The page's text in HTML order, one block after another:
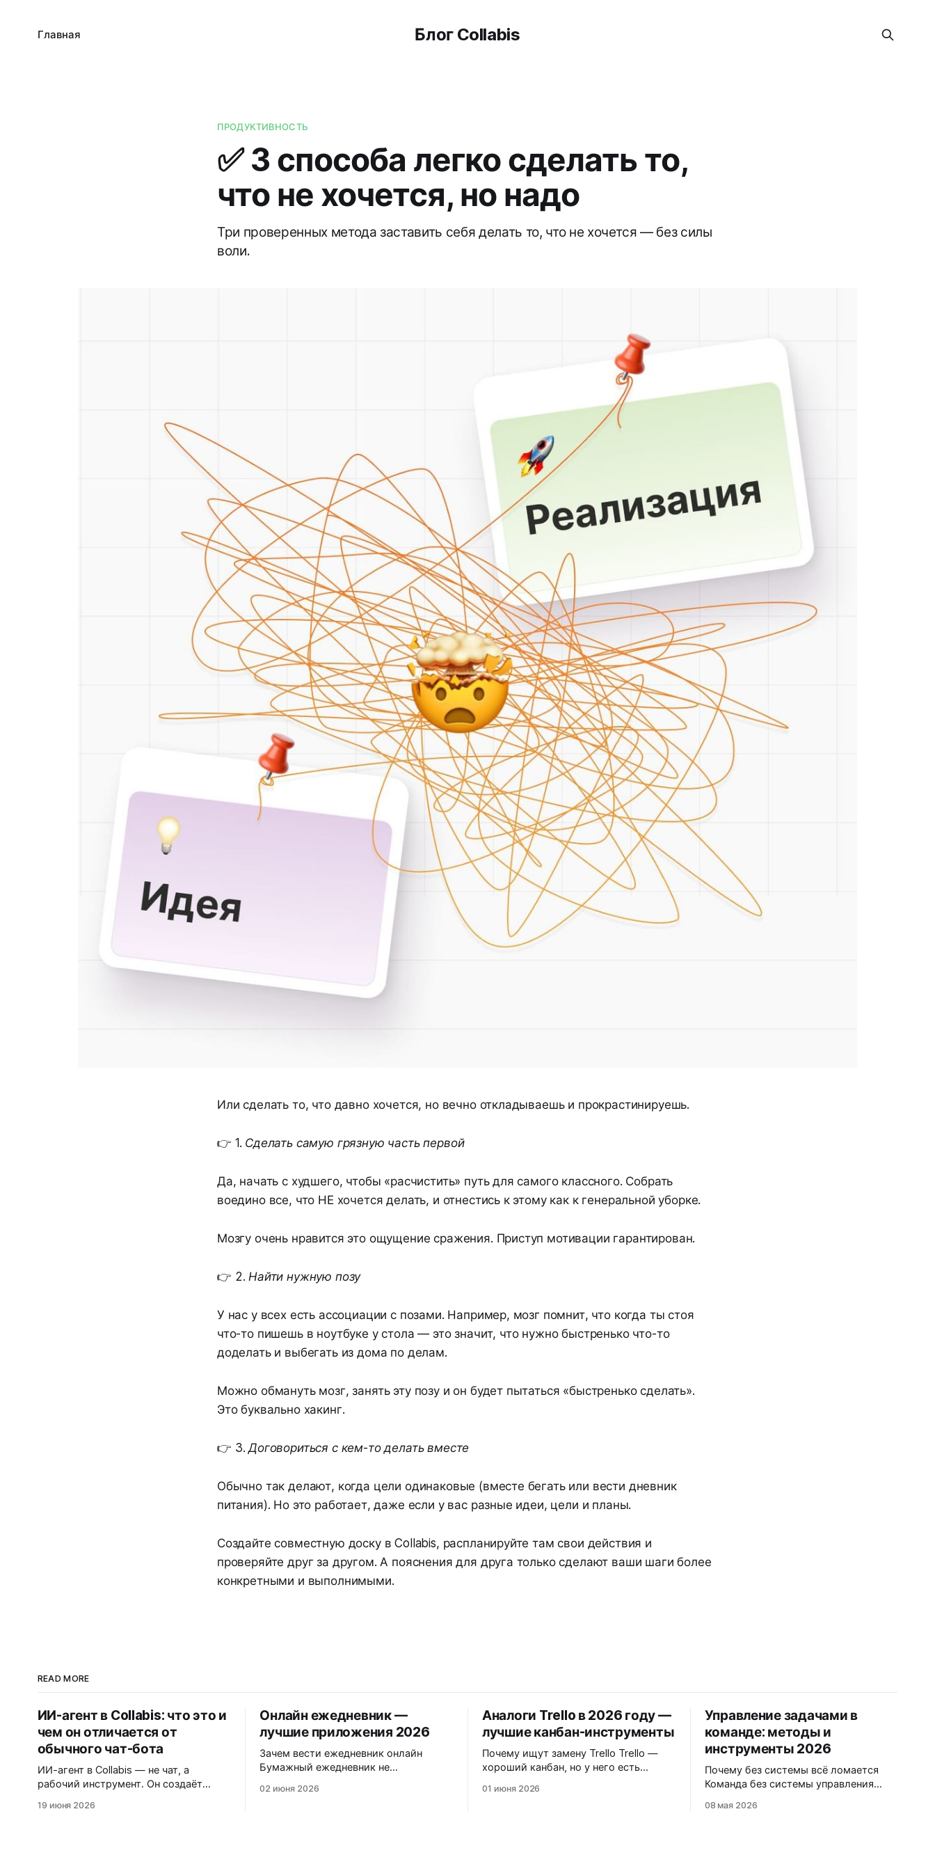
Блог Collabis
Главная
ПРОДУКТИВНОСТЬ
✅ 3 способа легко сделать то,
что не хочется, но надо
Три проверенных метода заставить себя делать то, что не хочется — без силы
воли.
Или сделать то, что давно хочется, но вечно откладываешь и прокрастинируешь.
👉 1. Сделать самую грязную часть первой
Да, начать с худшего, чтобы «расчистить» путь для самого классного. Собрать
воедино все, что НЕ хочется делать, и отнестись к этому как к генеральной уборке.
Мозгу очень нравится это ощущение сражения. Приступ мотивации гарантирован.
👉 2. Найти нужную позу
У нас у всех есть ассоциации с позами. Например, мозг помнит, что когда ты стоя
что-то пишешь в ноутбуке у стола — это значит, что нужно быстренько что-то
доделать и выбегать из дома по делам.
Можно обмануть мозг, занять эту позу и он будет пытаться «быстренько сделать».
Это буквально хакинг.
👉 3. Договориться с кем-то делать вместе
Обычно так делают, когда цели одинаковые (вместе бегать или вести дневник
питания). Но это работает, даже если у вас разные идеи, цели и планы.
Создайте совместную доску в Collabis, распланируйте там свои действия и
проверяйте друг за другом. А пояснения для друга только сделают ваши шаги более
конкретными и выполнимыми.
READ MORE
ИИ-агент в Collabis: что это и
чем он отличается от
обычного чат-бота
ИИ-агент в Collabis — не чат, а
рабочий инструмент. Он создаёт
информацию, ведёт базы знаний,
19 июня 2026
Онлайн ежедневник —
лучшие приложения 2026
Зачем вести ежедневник онлайн
Бумажный ежедневник не
устройствами, его нельзя
02 июня 2026
Аналоги Trello в 2026 году —
лучшие канбан-инструменты
Почему ищут замену Trello Trello —
хороший канбан, но у него есть
списков с приоритетами, нет Gantt,
01 июня 2026
Управление задачами в
команде: методы и
инструменты 2026
Почему без системы всё ломается
Команда без системы управления
забыл про дедлайн, кто-то дублирует
08 мая 2026